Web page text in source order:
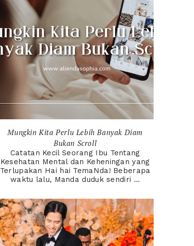
Mungkin Kita Perlu Lebih Banyak Diam
Bukan Scroll
Catatan Kecil Seorang Ibu Tentang
Kesehatan Mental dan Keheningan yang
Terlupakan Hai hai TemaNda! Beberapa
waktu lalu, Manda duduk sendiri ...